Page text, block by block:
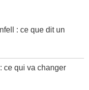
: ce que dit un
ce qui va changer